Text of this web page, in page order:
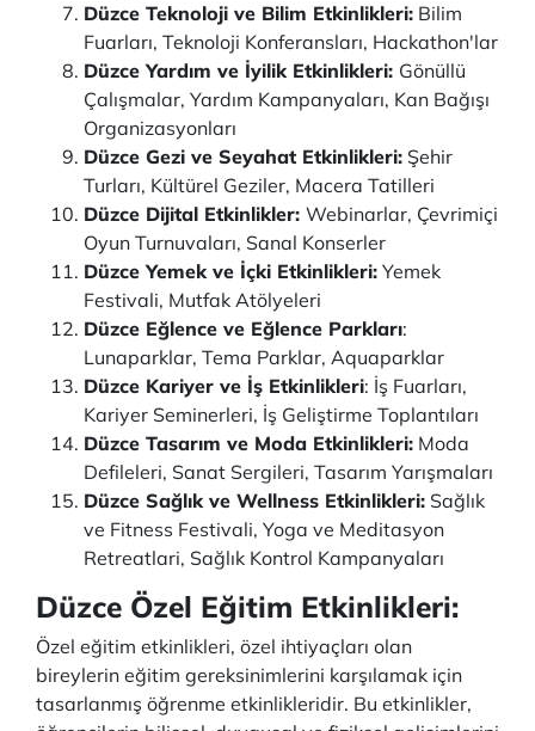
Düzce Teknoloji ve Bilim Etkinlikleri: Bilim
Fuarları, Teknoloji Konferansları, Hackathon'lar
Düzce Yardım ve İyilik Etkinlikleri: Gönüllü
Çalışmalar, Yardım Kampanyaları, Kan Bağışı
Organizasyonları
Düzce Gezi ve Seyahat Etkinlikleri: Şehir
Turları, Kültürel Geziler, Macera Tatilleri
Düzce Dijital Etkinlikler: Webinarlar, Çevrimiçi
Oyun Turnuvaları, Sanal Konserler
Düzce Yemek ve İçki Etkinlikleri: Yemek
Festivali, Mutfak Atölyeleri
Düzce Eğlence ve Eğlence Parkları:
Lunaparklar, Tema Parklar, Aquaparklar
Düzce Kariyer ve İş Etkinlikleri: İş Fuarları,
Kariyer Seminerleri, İş Geliştirme Toplantıları
Düzce Tasarım ve Moda Etkinlikleri: Moda
Defileleri, Sanat Sergileri, Tasarım Yarışmaları
Düzce Sağlık ve Wellness Etkinlikleri: Sağlık
ve Fitness Festivali, Yoga ve Meditasyon
Retreatlari, Sağlık Kontrol Kampanyaları
Düzce Özel Eğitim Etkinlikleri:
Özel eğitim etkinlikleri, özel ihtiyaçları olan
bireylerin eğitim gereksinimlerini karşılamak için
tasarlanmış öğrenme etkinlikleridir. Bu etkinlikler,